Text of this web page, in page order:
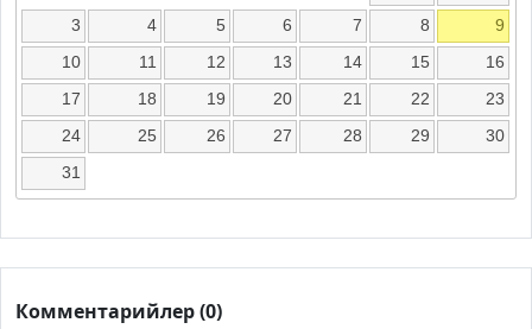
3
4 5 6 7 8
9
10
11 12 13 14 15
16
17
18 19 20 21 22
23
24
25 26 27 28 29
30
31
Комментарийлер (0)